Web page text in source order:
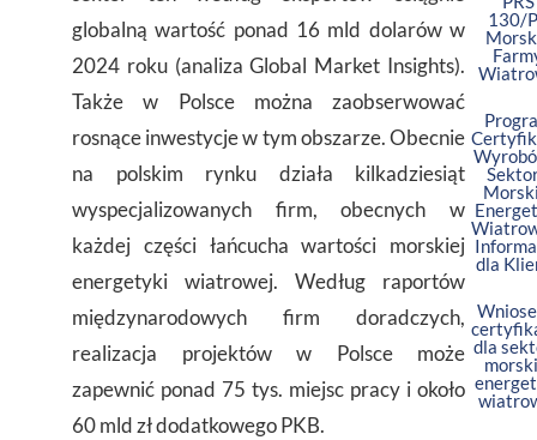
globalną wartość ponad 16 mld dolarów w
2024 roku (analiza Global Market Insights).
Także w Polsce można zaobserwować
rosnące inwestycje w tym obszarze. Obecnie
na polskim rynku działa kilkadziesiąt
wyspecjalizowanych firm, obecnych w
każdej części łańcucha wartości morskiej
energetyki wiatrowej. Według raportów
międzynarodowych firm doradczych,
realizacja projektów w Polsce może
zapewnić ponad 75 tys. miejsc pracy i około
60 mld zł dodatkowego PKB.
130/
dla
dla